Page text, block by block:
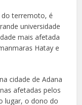
do terremoto, é
universidade
mais afetada
Hatay e
cidade de Adana
afetadas pelos
lugar, o dono do